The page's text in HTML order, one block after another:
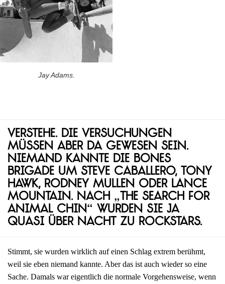
Jay Adams.
Verstehe. Die Versuchungen
müssen aber da gewesen sein.
Niemand kannte die Bones
Brigade um Steve Caballero, Tony
Hawk, Rodney Mullen oder Lance
Mountain. Nach „The Search for
Animal Chin“ wurden sie ja
quasi über Nacht zu Rockstars.
Stimmt, sie wurden wirklich auf einen Schlag extrem berühmt,
weil sie eben niemand kannte. Aber das ist auch wieder so eine
Sache. Damals war eigentlich die normale Vorgehensweise, wenn